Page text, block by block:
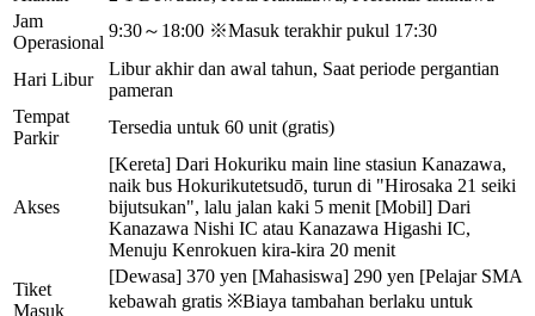
Jam
Operasional
9:30～18:00 ※Masuk terakhir pukul 17:30
Hari Libur
Libur akhir dan awal tahun, Saat periode pergantian
pameran
Tempat
Parkir
Tersedia untuk 60 unit (gratis)
Akses
[Kereta] Dari Hokuriku main line stasiun Kanazawa,
naik bus Hokurikutetsudō, turun di "Hirosaka 21 seiki
bijutsukan", lalu jalan kaki 5 menit [Mobil] Dari
Kanazawa Nishi IC atau Kanazawa Higashi IC,
Menuju Kenrokuen kira-kira 20 menit
Tiket
Masuk
[Dewasa] 370 yen [Mahasiswa] 290 yen [Pelajar SMA
kebawah gratis ※Biaya tambahan berlaku untuk